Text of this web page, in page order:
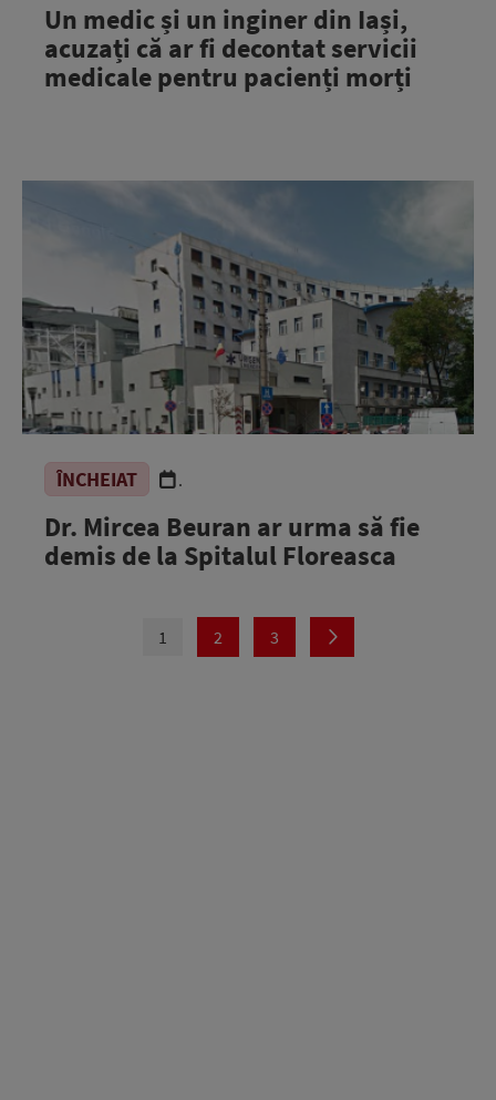
Un medic și un inginer din Iași,
acuzați că ar fi decontat servicii
medicale pentru pacienți morți
ÎNCHEIAT .
Dr. Mircea Beuran ar urma să fie
demis de la Spitalul Floreasca
1 2 3